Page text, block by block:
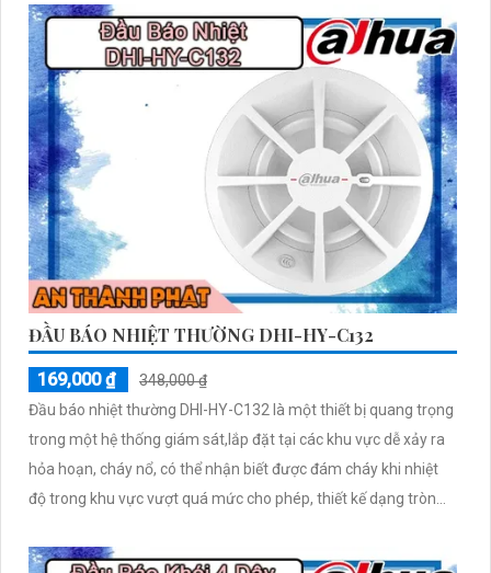
ĐẦU BÁO NHIỆT THƯỜNG DHI-HY-C132
169,000 ₫
348,000 ₫
Đầu báo nhiệt thường DHI-HY-C132 là một thiết bị quang trọng
trong một hệ thống giám sát,lắp đặt tại các khu vực dễ xảy ra
hỏa hoạn, cháy nổ, có thể nhận biết được đám cháy khi nhiệt
độ trong khu vực vượt quá mức cho phép, thiết kế dạng tròn